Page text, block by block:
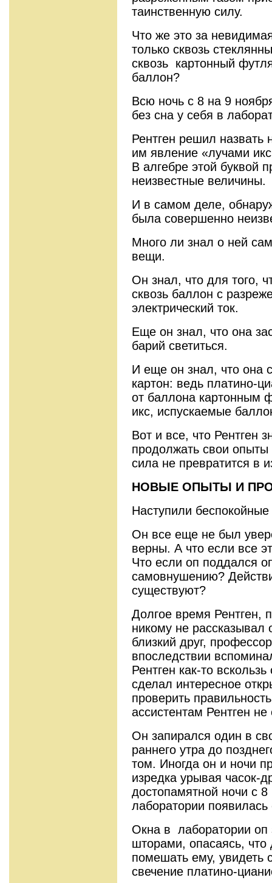
таинственную силу.
Что же это за
только сквозь
сквозь картонный
баллон?
Всю ночь с 8 на 9
без сна у себя в
Рентген решил назвать
им явление «лучами
В алгебре этой буквой
неизвестные величины.
И в самом деле,
была совершенно
Много ли знал о ней
вещи.
Он знал, что для того,
сквозь баллон с
электрический ток.
Еще он знал, что она
барий светиться.
И еще он знал, что она
картон: ведь платино-
от баллона картонным
икс, ис­пускаемые
Вот и все, что Рентген
продолжать свои опыты
сила не превратится в
НОВЫЕ ОПЫТЫ И
Наступили
Он все еще не был
верны. А что если все
Что если оп поддался
самовнушению?
существуют?
Долгое время Рентген,
никому не рассказывал
близкий друг,
впоследствии
Рентген как-то
сделал интересное
проверить
ассистентам Рентген
Он запирался один в
раннего утра до
том. Иногда он и ночи
изредка урывая часок-
достопа­мятной ночи с
лаборатории
Окна в лаборатории
шторами, опасаясь, что
помешать ему, увидеть
свечение платино­-